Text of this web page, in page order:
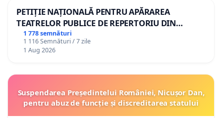
PETIȚIE NAȚIONALĂ PENTRU APĂRAREA
TEATRELOR PUBLICE DE REPERTORIU DIN
ROMÂNIA
1 778 semnături
1 116 Semnături / 7 zile
1 Aug 2026
Suspendarea Președintelui României, Nicușor Dan,
pentru abuz de funcție și discreditarea statului